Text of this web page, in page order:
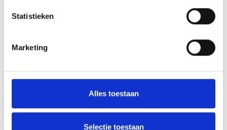
Statistieken
Marketing
Alles toestaan
Selectie toestaan
zekerheid. U zoekt een partij die helder communiceert, zorgvuldig
waarvoor u het nodig heeft. Makelaardij Vrolijk combineert een
persoonlijke aanpak met kennis van de regionale woningmarkt.
Duidelijke communicatie
Kennis van 's-Gravendeel en omgeving
Onafhankelijk en zorgvuldig oordeel
Rapport opgesteld met oog voor detail
NWWI-validatie indien gewenst